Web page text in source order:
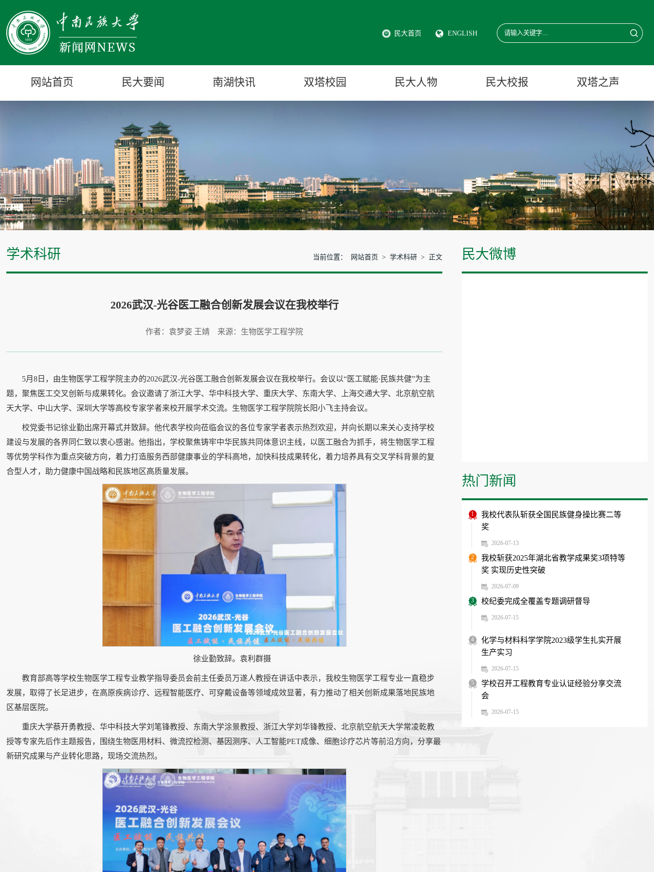
民大首页 ENGLISH
网站首页 民大要闻 南湖快讯 双塔校园 民大人物 民大校报 双塔之声
学术科研 当前位置： 网站首页 >学术科研 > 正文
2026武汉-光谷医工融合创新发展会议在我校举行
作者：袁梦姿 王婧 来源：生物医学工程学院
5月8日，由生物医学工程学院主办的2026武汉-光谷医工融合创新发展会议在我校举行。会议以“医工赋能·民族共健”为主
题，聚焦医工交叉创新与成果转化。会议邀请了浙江大学、华中科技大学、重庆大学、东南大学、上海交通大学、北京航空航
天大学、中山大学、深圳大学等高校专家学者来校开展学术交流。生物医学工程学院院长阳小飞主持会议。
校党委书记徐业勤出席开幕式并致辞。他代表学校向莅临会议的各位专家学者表示热烈欢迎，并向长期以来关心支持学校
建设与发展的各界同仁致以衷心感谢。他指出，学校聚焦铸牢中华民族共同体意识主线，以医工融合为抓手，将生物医学工程
等优势学科作为重点突破方向，着力打造服务西部健康事业的学科高地，加快科技成果转化，着力培养具有交叉学科背景的复
合型人才，助力健康中国战略和民族地区高质量发展。
徐业勤致辞。袁利群摄
教育部高等学校生物医学工程专业教学指导委员会前主任委员万遂人教授在讲话中表示，我校生物医学工程专业一直稳步
发展，取得了长足进步，在高原疾病诊疗、远程智能医疗、可穿戴设备等领域成效显著，有力推动了相关创新成果落地民族地
区基层医院。
重庆大学蔡开勇教授、华中科技大学刘笔锋教授、东南大学涂景教授、浙江大学刘华锋教授、北京航空航天大学常凌乾教
授等专家先后作主题报告，围绕生物医用材料、微流控检测、基因测序、人工智能PET成像、细胞诊疗芯片等前沿方向，分享最
新研究成果与产业转化思路，现场交流热烈。
民大微博
热门新闻
1
我校代表队斩获全国民族健身操比赛二等
奖
2026-07-13
2
我校斩获2025年湖北省教学成果奖3项特等
奖 实现历史性突破
2026-07-09
3 校纪委完成全覆盖专题调研督导
2026-07-15
4
化学与材料科学学院2023级学生扎实开展
生产实习
2026-07-15
5
学校召开工程教育专业认证经验分享交流
会
2026-07-15